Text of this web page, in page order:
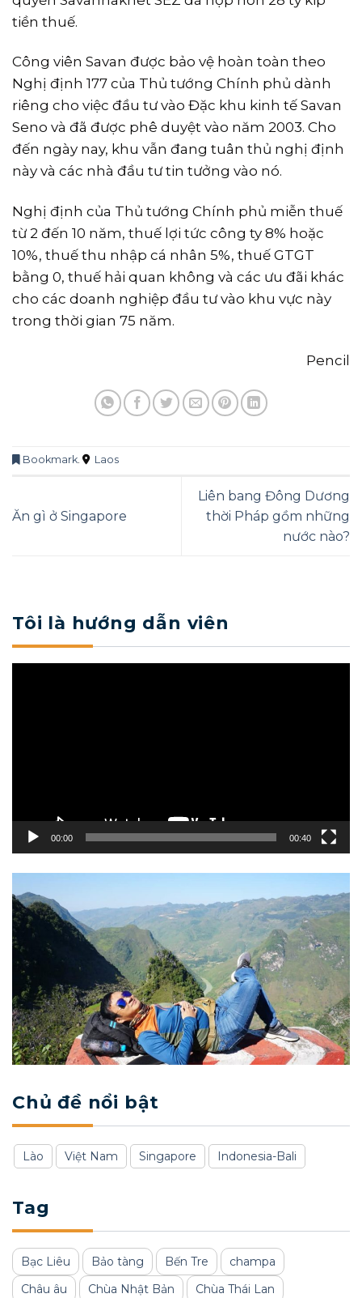
tiền thuế.
Công viên Savan được bảo vệ hoàn toàn theo
Nghị định 177 của Thủ tướng Chính phủ dành
riêng cho việc đầu tư vào Đặc khu kinh tế Savan
Seno và đã được phê duyệt vào năm 2003. Cho
đến ngày nay, khu vẫn đang tuân thủ nghị định
này và các nhà đầu tư tin tưởng vào nó.
Nghị định của Thủ tướng Chính phủ miễn thuế
từ 2 đến 10 năm, thuế lợi tức công ty 8% hoặc
10%, thuế thu nhập cá nhân 5%, thuế GTGT
bằng 0, thuế hải quan không và các ưu đãi khác
cho các doanh nghiệp đầu tư vào khu vực này
trong thời gian 75 năm.
Pencil
Bookmark. Laos
Ăn gì ở Singapore
Liên bang Đông Dương
thời Pháp gồm những
nước nào?
Tôi là hướng dẫn viên
00:00 00:40
Chủ đề nổi bật
Lào Việt Nam Singapore Indonesia-Bali
Tag
Bạc Liêu Bảo tàng Bến Tre
champa
Châu âu
Chùa Nhật Bản
Chùa Thái Lan